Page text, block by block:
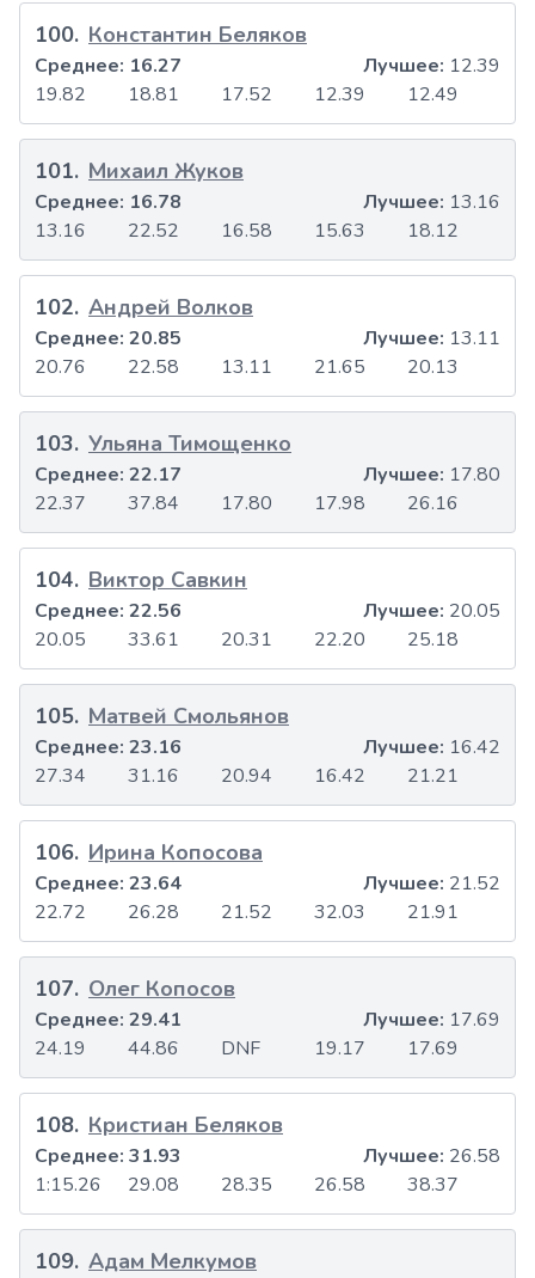
100. Константин Беляков
19.82 18.81 17.52 12.39 12.49
Среднее: 16.27 Лучшее: 12.39
101. Михаил Жуков
13.16 22.52 16.58 15.63 18.12
Среднее: 16.78 Лучшее: 13.16
102. Андрей Волков
20.76 22.58 13.11 21.65 20.13
Среднее: 20.85 Лучшее: 13.11
103. Ульяна Тимощенко
22.37 37.84 17.80 17.98 26.16
Среднее: 22.17 Лучшее: 17.80
104. Виктор Савкин
20.05 33.61 20.31 22.20 25.18
Среднее: 22.56 Лучшее: 20.05
105. Матвей Смольянов
27.34 31.16 20.94 16.42 21.21
Среднее: 23.16 Лучшее: 16.42
106. Ирина Копосова
22.72 26.28 21.52 32.03 21.91
Среднее: 23.64 Лучшее: 21.52
107. Олег Копосов
24.19 44.86 DNF 19.17 17.69
Среднее: 29.41 Лучшее: 17.69
108. Кристиан Беляков
1:15.26 29.08 28.35 26.58 38.37
Среднее: 31.93 Лучшее: 26.58
109. Адам Мелкумов